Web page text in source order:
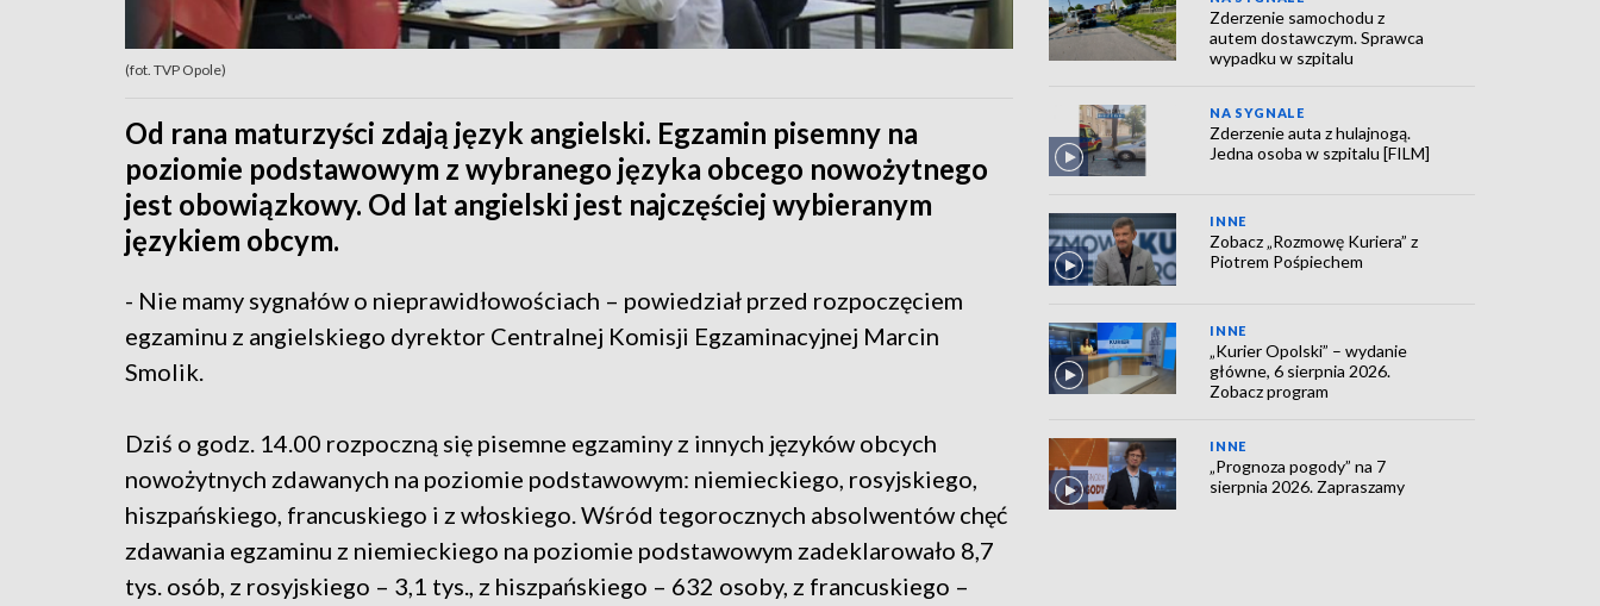
(fot. TVP Opole)
Od rana maturzyści zdają język angielski. Egzamin pisemny na
poziomie podstawowym z wybranego języka obcego nowożytnego
jest obowiązkowy. Od lat angielski jest najczęściej wybieranym
językiem obcym.
- Nie mamy sygnałów o nieprawidłowościach – powiedział przed rozpoczęciem
egzaminu z angielskiego dyrektor Centralnej Komisji Egzaminacyjnej Marcin
Smolik.
Dziś o godz. 14.00 rozpoczną się pisemne egzaminy z innych języków obcych
nowożytnych zdawanych na poziomie podstawowym: niemieckiego, rosyjskiego,
hiszpańskiego, francuskiego i z włoskiego. Wśród tegorocznych absolwentów chęć
zdawania egzaminu z niemieckiego na poziomie podstawowym zadeklarowało 8,7
tys. osób, z rosyjskiego – 3,1 tys., z hiszpańskiego – 632 osoby, z francuskiego –
Zderzenie samochodu z
autem dostawczym. Sprawca
wypadku w szpitalu
NA SYGNALE
Zderzenie auta z hulajnogą.
Jedna osoba w szpitalu [FILM]
INNE
Zobacz „Rozmowę Kuriera” z
Piotrem Pośpiechem
INNE
„Kurier Opolski” – wydanie
główne, 6 sierpnia 2026.
Zobacz program
INNE
„Prognoza pogody” na 7
sierpnia 2026. Zapraszamy